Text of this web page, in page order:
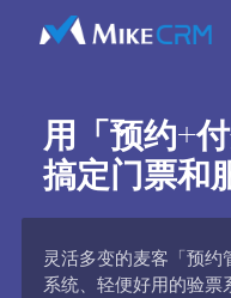
用「预约+付
搞定门票和
灵活多变的麦客「预
系统、轻便好用的验票